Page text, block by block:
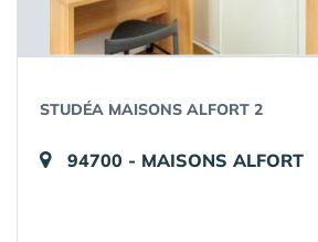
STUDÉA MAISONS ALFORT 2
94700 - MAISONS ALFORT